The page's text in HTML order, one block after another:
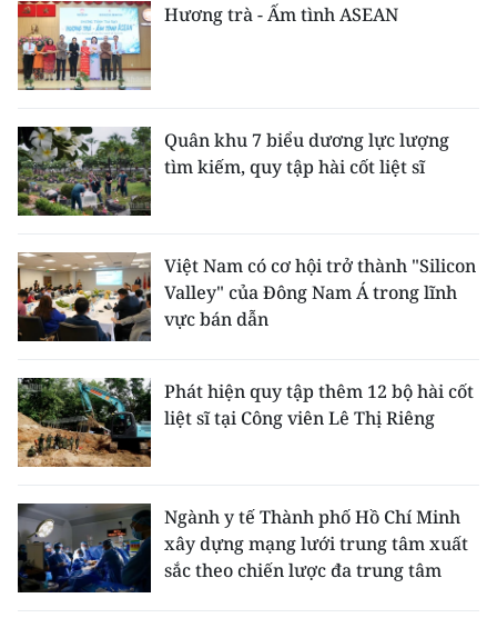
Hương trà - Ấm tình ASEAN
Quân khu 7 biểu dương lực lượng
tìm kiếm, quy tập hài cốt liệt sĩ
Việt Nam có cơ hội trở thành "Silicon
Valley" của Đông Nam Á trong lĩnh
vực bán dẫn
Phát hiện quy tập thêm 12 bộ hài cốt
liệt sĩ tại Công viên Lê Thị Riêng
Ngành y tế Thành phố Hồ Chí Minh
xây dựng mạng lưới trung tâm xuất
sắc theo chiến lược đa trung tâm